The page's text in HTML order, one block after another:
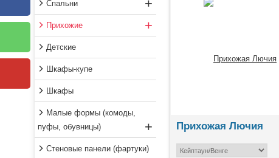
Спальни +
Прихожие +
Детские
Шкафы-купе
Шкафы
Малые формы (комоды,
пуфы, обувницы)
+
Стеновые панели (фартуки)
Прихожая Лючия